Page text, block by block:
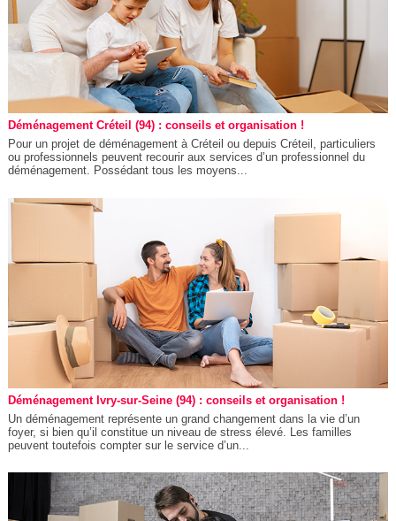
Déménagement Créteil (94) : conseils et organisation !
Pour un projet de déménagement à Créteil ou depuis Créteil, particuliers
ou professionnels peuvent recourir aux services d’un professionnel du
déménagement. Possédant tous les moyens...
Déménagement Ivry-sur-Seine (94) : conseils et organisation !
Un déménagement représente un grand changement dans la vie d’un
foyer, si bien qu’il constitue un niveau de stress élevé. Les familles
peuvent toutefois compter sur le service d’un...